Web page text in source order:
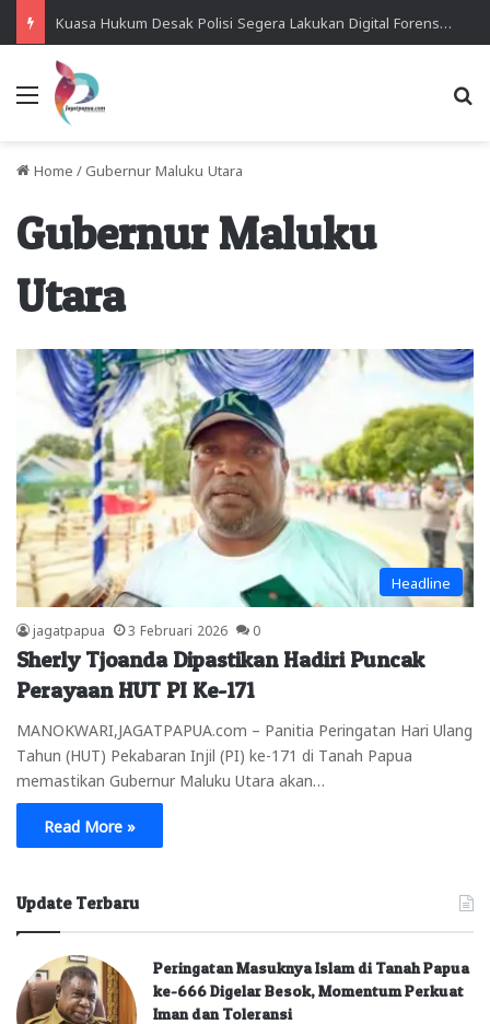
Menu
Home / Gubernur Maluku Utara
Gubernur Maluku
Utara
Headline
jagatpapua 3 Februari 2026 0
Sherly Tjoanda Dipastikan Hadiri Puncak
Perayaan HUT PI Ke-171
MANOKWARI,JAGATPAPUA.com – Panitia Peringatan Hari Ulang
Tahun (HUT) Pekabaran Injil (PI) ke-171 di Tanah Papua
memastikan Gubernur Maluku Utara akan…
Read More »
Update Terbaru
Peringatan Masuknya Islam di Tanah Papua
ke-666 Digelar Besok, Momentum Perkuat
Iman dan Toleransi